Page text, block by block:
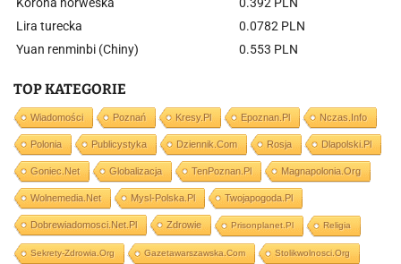
Lira turecka
0.0782 PLN
Yuan renminbi (Chiny)
0.553 PLN
TOP KATEGORIE
Wiadomości Poznań Kresy.pl Epoznan.pl Nczas.info
Polonia Publicystyka Dziennik.com Rosja Dlapolski.pl
Goniec.net Globalizacja TenPoznan.pl Magnapolonia.org
Wolnemedia.net Mysl-Polska.pl Twojapogoda.pl
Dobrewiadomosci.net.pl Zdrowie Prisonplanet.pl Religia
Sekrety-Zdrowia.org Gazetawarszawska.com Stolikwolnosci.org